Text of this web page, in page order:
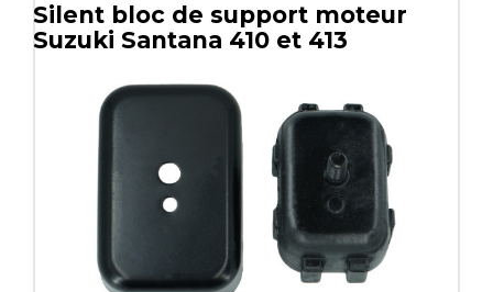
Silent bloc de support moteur
Suzuki Santana 410 et 413